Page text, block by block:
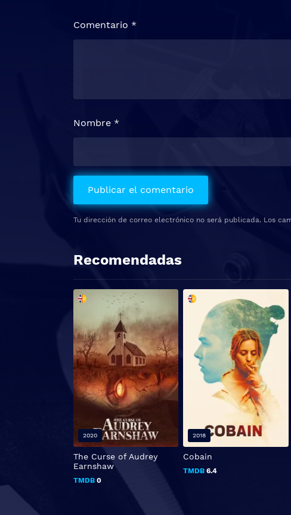
Tu dirección de correo electrónico no será publicada. Los
Comentario *
Nombre *
Recomendadas
The Curse of Audrey
Earnshaw
TMDB 0
2020
Cobain
TMDB 6.4
2018